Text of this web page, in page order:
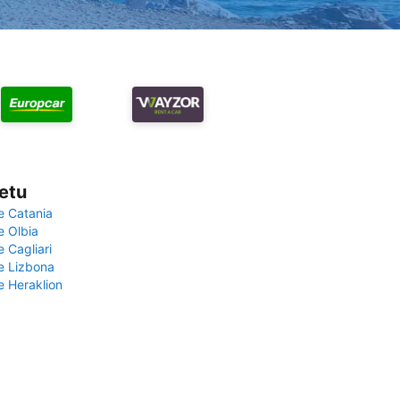
Catania
Olbia
Cagliari
Lizbona
Heraklion